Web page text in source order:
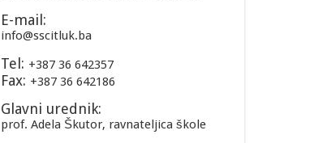
E-mail:
info@sscitluk.ba
Tel: +387 36 642357
Fax: +387 36 642186
Glavni urednik:
prof. Adela Škutor, ravnateljica škole